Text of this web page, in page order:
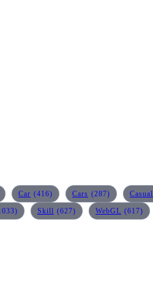
Car (416) Cars (287) Casual
Skill (627) WebGL (617)